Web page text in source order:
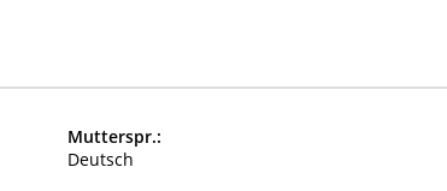
Mutterspr.:
Deutsch